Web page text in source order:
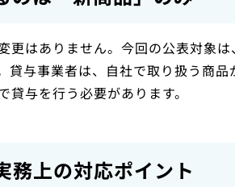
更はありません。今回の公表対象
貸与事業者は、自社で取り扱う商
貸与を行う必要があります。
務上の対応ポイント